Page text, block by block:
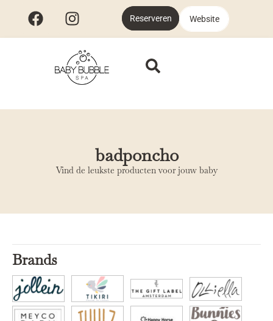
Reserveren Website
badponcho
Vind de leukste producten voor jouw baby
Brands